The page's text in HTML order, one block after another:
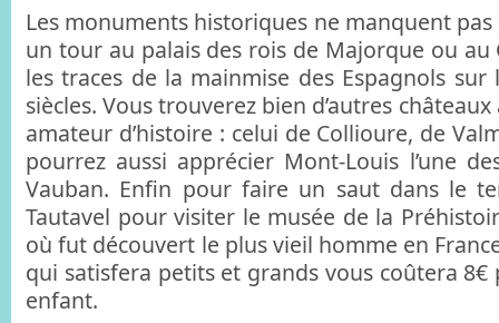
Les monuments historiques ne manquent
un tour au palais des rois de Majorque ou
les traces de la mainmise des Espagnols
siècles. Vous trouverez bien d’autres
amateur d’histoire : celui de Collioure, de
pourrez aussi apprécier Mont-Louis l’une
Vauban. Enfin pour faire un saut dans le
Tautavel pour visiter le musée de la
où fut découvert le plus vieil homme en
qui satisfera petits et grands vous coûtera
enfant.